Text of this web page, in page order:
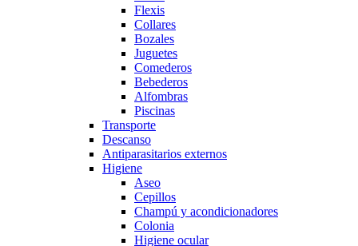
Flexis
Collares
Bozales
Juguetes
Comederos
Bebederos
Alfombras
Piscinas
Transporte
Descanso
Antiparasitarios externos
Higiene
Aseo
Cepillos
Champú y acondicionadores
Colonia
Higiene ocular